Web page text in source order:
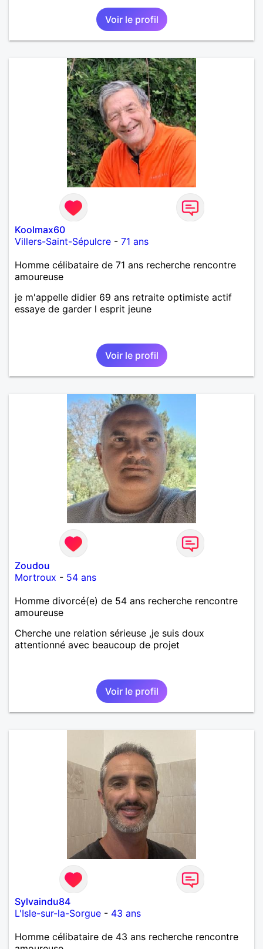
Voir le profil
Koolmax60
Villers-Saint-Sépulcre - 71 ans
Homme célibataire de 71 ans recherche rencontre
amoureuse
je m'appelle didier 69 ans retraite optimiste actif
essaye de garder l esprit jeune
Voir le profil
Zoudou
Mortroux - 54 ans
Homme divorcé(e) de 54 ans recherche rencontre
amoureuse
Cherche une relation sérieuse ,je suis doux
attentionné avec beaucoup de projet
Voir le profil
Sylvaindu84
L'Isle-sur-la-Sorgue - 43 ans
Homme célibataire de 43 ans recherche rencontre